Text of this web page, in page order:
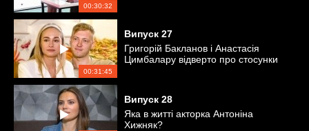
00:30:32
00:31:45
Випуск 27
Григорій Бакланов і Анастасія
Цимбалару відверто про стосунки
Випуск 28
Яка в житті акторка Антоніна
Хижняк?